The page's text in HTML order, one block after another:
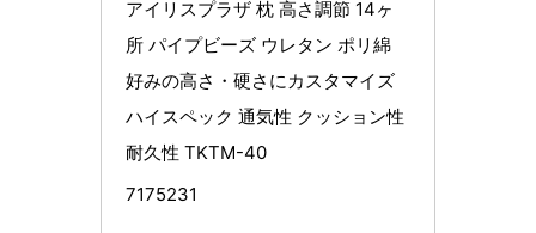
アイリスプラザ 枕 高さ調節 14ヶ
所 パイプビーズ ウレタン ポリ綿
好みの高さ・硬さにカスタマイズ
ハイスペック 通気性 クッション性
耐久性 TKTM-40
7175231